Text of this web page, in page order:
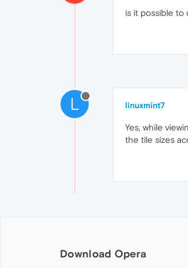
is it possible
L linuxmint7
Yes, while
the tile sizes
Download Opera